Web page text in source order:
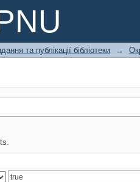
та публікації бібліотеки →